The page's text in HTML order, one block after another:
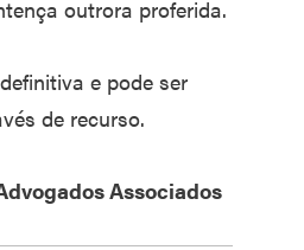
outrora proferida.
e pode ser
de recurso.
Associados